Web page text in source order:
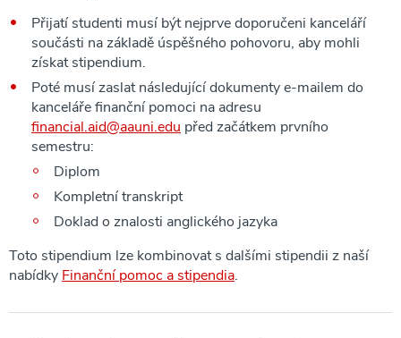
Přijatí studenti musí být nejprve doporučeni kanceláří
součásti na základě úspěšného pohovoru, aby mohli
získat stipendium.
Poté musí zaslat následující dokumenty e-mailem do
kanceláře finanční pomoci na adresu
financial.aid@aauni.edu před začátkem prvního
semestru:
Diplom
Kompletní transkript
Doklad o znalosti anglického jazyka
Toto stipendium lze kombinovat s dalšími stipendii z naší
nabídky Finanční pomoc a stipendia.